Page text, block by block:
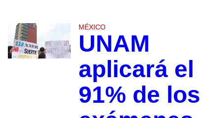
MÉXICO
UNAM
aplicará el
91% de los